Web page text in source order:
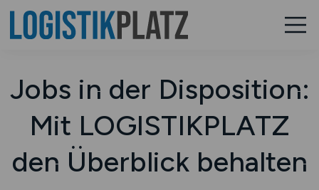
Jobs in der Disposition:
Mit LOGISTIKPLATZ
den Überblick behalten